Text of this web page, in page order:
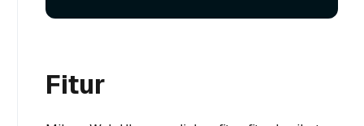
Fitur